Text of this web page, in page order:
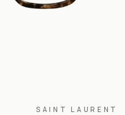
SAINT LAURENT